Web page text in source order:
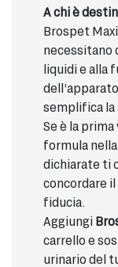
A chi è
Brospet
necessitano
liquidi e alla
semplifica la
Se è la
formula
dichiarate ti
concordare
fiducia.
Aggiungi
carrello e
urinario del